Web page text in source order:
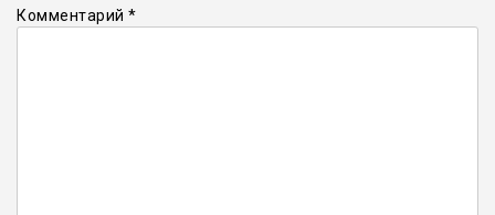
Комментарий *